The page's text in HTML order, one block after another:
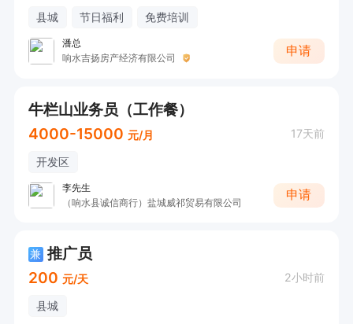
县城 节日福利 免费培训
潘总
响水吉扬房产经济有限公司
申请
牛栏山业务员（工作餐）
4000-15000 元/月 17天前
开发区
李先生
（响水县诚信商行）盐城威祁贸易有限公司
申请
兼 推广员
200 元/天 2小时前
县城